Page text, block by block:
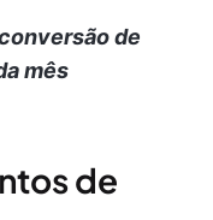
de
mês
de